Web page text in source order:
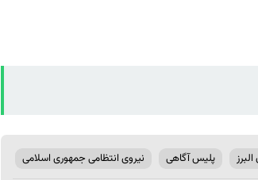
پلیس آگاهی نیروی انتظامی جمهوری اسلامی